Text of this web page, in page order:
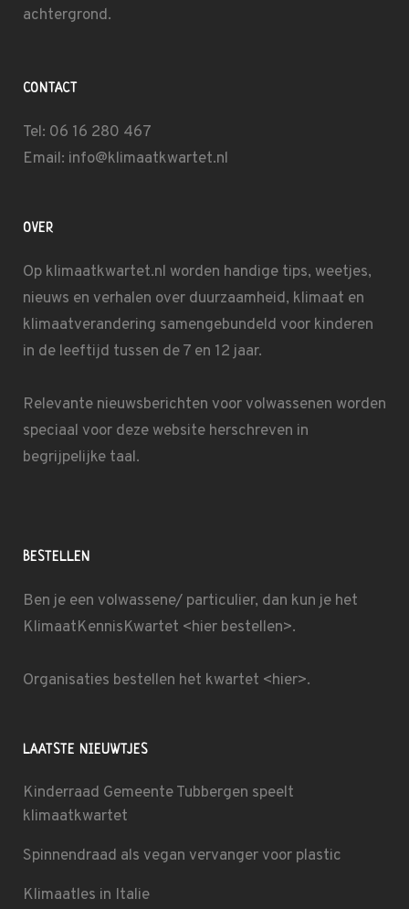
achtergrond.
CONTACT
Tel: 06 16 280 467
Email: info@klimaatkwartet.nl
OVER
Op klimaatkwartet.nl worden handige tips, weetjes,
nieuws en verhalen over duurzaamheid, klimaat en
klimaatverandering samengebundeld voor kinderen
in de leeftijd tussen de 7 en 12 jaar.
Relevante nieuwsberichten voor volwassenen worden
speciaal voor deze website herschreven in
begrijpelijke taal.
BESTELLEN
Ben je een volwassene/ particulier, dan kun je het
KlimaatKennisKwartet <hier bestellen>.
Organisaties bestellen het kwartet <hier>.
LAATSTE NIEUWTJES
Kinderraad Gemeente Tubbergen speelt
klimaatkwartet
Spinnendraad als vegan vervanger voor plastic
Klimaatles in Italie